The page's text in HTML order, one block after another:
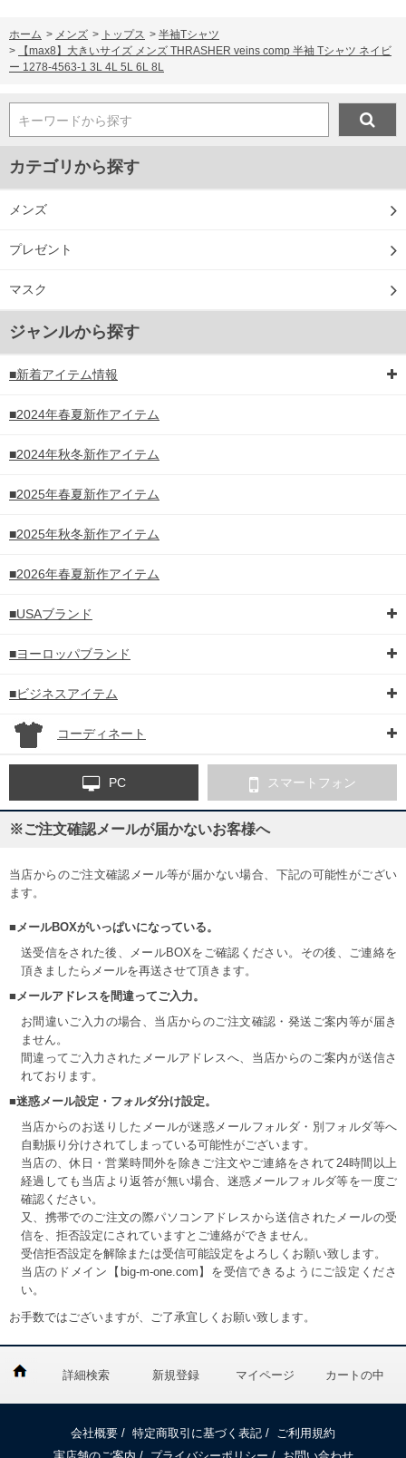
ホーム > メンズ > トップス > 半袖Tシャツ
>
【max8】大きいサイズ メンズ THRASHER veins comp 半袖 Tシャツ ネイビ
ー 1278-4563-1 3L 4L 5L 6L 8L
キーワードから探す
カテゴリから探す
メンズ
プレゼント
マスク
ジャンルから探す
■新着アイテム情報
■2024年春夏新作アイテム
■2024年秋冬新作アイテム
■2025年春夏新作アイテム
■2025年秋冬新作アイテム
■2026年春夏新作アイテム
■USAブランド
■ヨーロッパブランド
■ビジネスアイテム
コーディネート
PC スマートフォン
※ご注文確認メールが届かないお客様へ
当店からのご注文確認メール等が届かない場合、下記の可能性がござい
ます。
■メールBOXがいっぱいになっている。
送受信をされた後、メールBOXをご確認ください。その後、ご連絡を
頂きましたらメールを再送させて頂きます。
■メールアドレスを間違ってご入力。
お間違いご入力の場合、当店からのご注文確認・発送ご案内等が届き
ません。
間違ってご入力されたメールアドレスへ、当店からのご案内が送信さ
れております。
■迷惑メール設定・フォルダ分け設定。
当店からのお送りしたメールが迷惑メールフォルダ・別フォルダ等へ
自動振り分けされてしまっている可能性がございます。
当店の、休日・営業時間外を除きご注文やご連絡をされて24時間以上
経過しても当店より返答が無い場合、迷惑メールフォルダ等を一度ご
確認ください。
又、携帯でのご注文の際パソコンアドレスから送信されたメールの受
信を、拒否設定にされていますとご連絡ができません。
受信拒否設定を解除または受信可能設定をよろしくお願い致します。
当店のドメイン【big-m-one.com】を受信できるようにご設定くださ
い。
お手数ではございますが、ご了承宜しくお願い致します。
詳細検索 新規登録 マイページ カートの中
会社概要 / 特定商取引に基づく表記 / ご利用規約